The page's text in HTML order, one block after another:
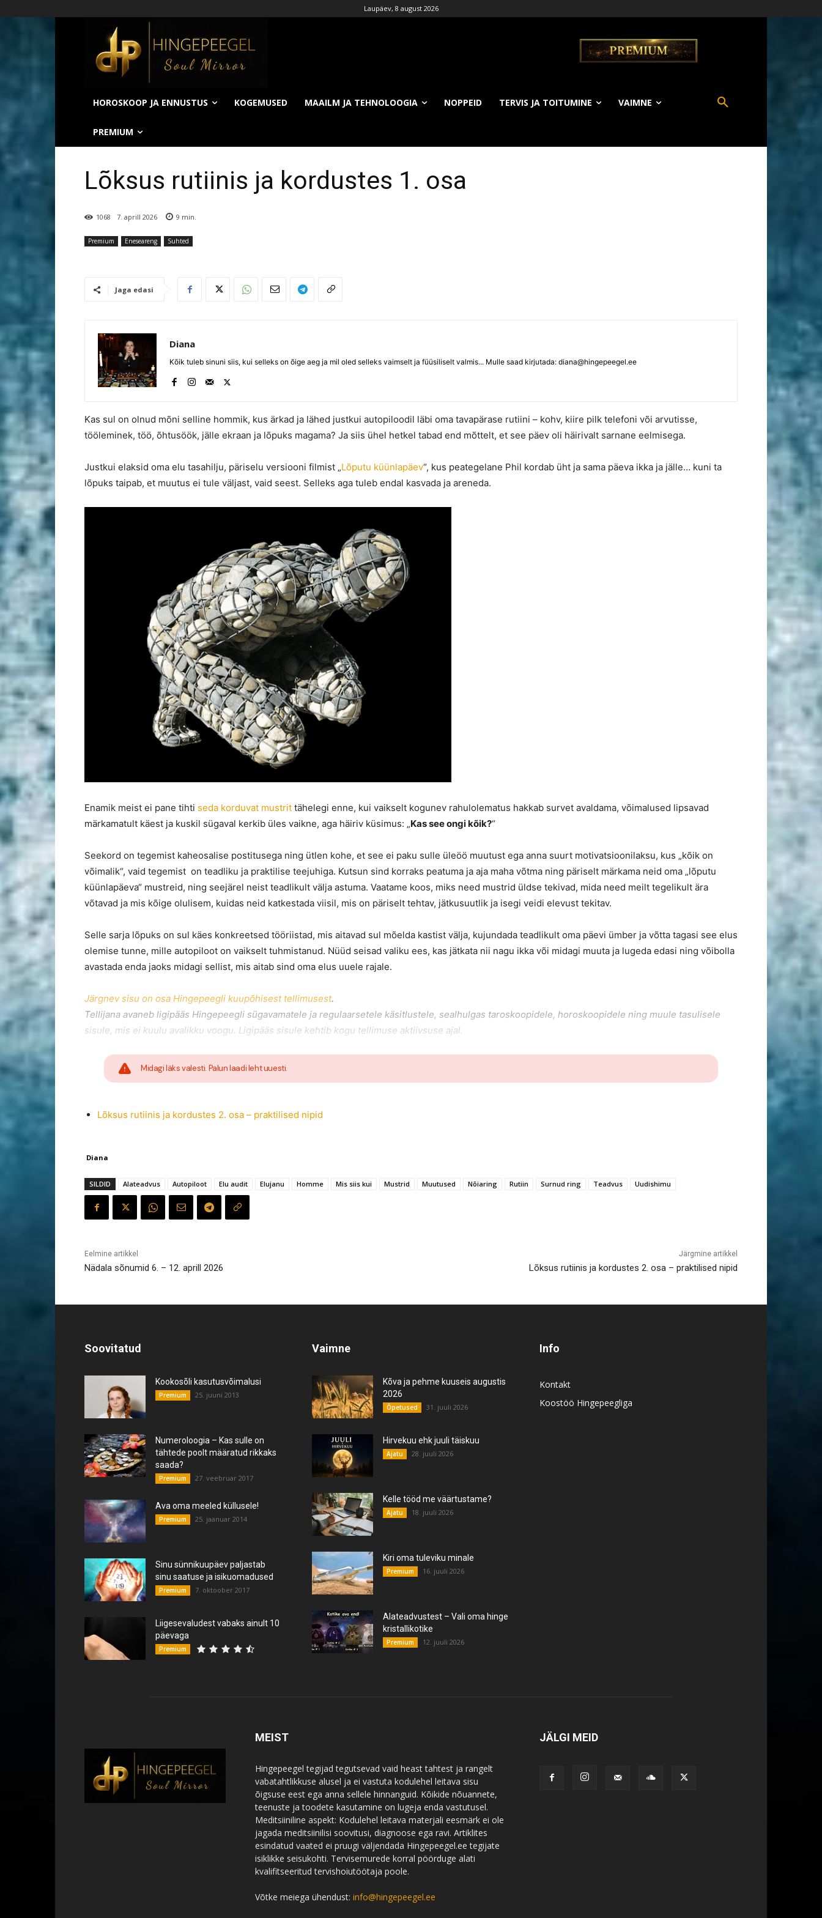
Laupäev, 8 august 2026
HOROSKOOP JA ENNUSTUS KOGEMUSED MAAILM JA TEHNOLOOGIA NOPPEID TERVIS JA TOITUMINE VAIMNE
PREMIUM
Lõksus rutiinis ja kordustes 1. osa
1068 7. aprill 2026 9 min.
Premium Eneseareng Suhted
Jaga edasi
Diana
Kõik tuleb sinuni siis, kui selleks on õige aeg ja mil oled selleks vaimselt ja füüsiliselt valmis... Mulle saad kirjutada: diana@hingepeegel.ee
Kas sul on olnud mõni selline hommik, kus ärkad ja lähed justkui autopiloodil läbi oma tavapärase rutiini – kohv, kiire pilk telefoni või arvutisse,
tööleminek, töö, õhtusöök, jälle ekraan ja lõpuks magama? Ja siis ühel hetkel tabad end mõttelt, et see päev oli häirivalt sarnane eelmisega.
Justkui elaksid oma elu tasahilju, päriselu versiooni filmist „Lõputu küünlapäev“, kus peategelane Phil kordab üht ja sama päeva ikka ja jälle… kuni ta
lõpuks taipab, et muutus ei tule väljast, vaid seest. Selleks aga tuleb endal kasvada ja areneda.
Enamik meist ei pane tihti seda korduvat mustrit tähelegi enne, kui vaikselt kogunev rahulolematus hakkab survet avaldama, võimalused lipsavad
märkamatult käest ja kuskil sügaval kerkib üles vaikne, aga häiriv küsimus: „Kas see ongi kõik?“
Seekord on tegemist kaheosalise postitusega ning ütlen kohe, et see ei paku sulle üleöö muutust ega anna suurt motivatsioonilaksu, kus „kõik on
võimalik“, vaid tegemist on teadliku ja praktilise teejuhiga. Kutsun sind korraks peatuma ja aja maha võtma ning päriselt märkama neid oma „lõputu
küünlapäeva“ mustreid, ning seejärel neist teadlikult välja astuma. Vaatame koos, miks need mustrid üldse tekivad, mida need meilt tegelikult ära
võtavad ja mis kõige olulisem, kuidas neid katkestada viisil, mis on päriselt tehtav, jätkusuutlik ja isegi veidi elevust tekitav.
Selle sarja lõpuks on sul käes konkreetsed tööriistad, mis aitavad sul mõelda kastist välja, kujundada teadlikult oma päevi ümber ja võtta tagasi see elus
olemise tunne, mille autopiloot on vaikselt tuhmistanud. Nüüd seisad valiku ees, kas jätkata nii nagu ikka või midagi muuta ja lugeda edasi ning võibolla
avastada enda jaoks midagi sellist, mis aitab sind oma elus uuele rajale.
Järgnev sisu on osa Hingepeegli kuupõhisest tellimusest.
Tellijana avaneb ligipääs Hingepeegli sügavamatele ja regulaarsetele käsitlustele, sealhulgas taroskoopidele, horoskoopidele ning muule tasulisele
sisule, mis ei kuulu avalikku voogu. Ligipääs sisule kehtib kogu tellimuse aktiivsuse ajal.
Midagi läks valesti. Palun laadi leht uuesti.
Lõksus rutiinis ja kordustes 2. osa – praktilised nipid
Diana
SILDID Alateadvus Autopiloot Elu audit Elujanu Homme Mis siis kui Mustrid Muutused Nõiaring Rutiin Surnud ring Teadvus Uudishimu
Eelmine artikkel
Nädala sõnumid 6. – 12. aprill 2026
Järgmine artikkel
Lõksus rutiinis ja kordustes 2. osa – praktilised nipid
Soovitatud
Kookosõli kasutusvõimalusi
Premium 25. juuni 2013
Numeroloogia – Kas sulle on
tähtede poolt määratud rikkaks
saada?
Premium 27. veebruar 2017
Ava oma meeled küllusele!
Premium 25. jaanuar 2014
Sinu sünnikuupäev paljastab
sinu saatuse ja isikuomadused
Premium 7. oktoober 2017
Liigesevaludest vabaks ainult 10
päevaga
Premium
Vaimne
Kõva ja pehme kuuseis augustis
2026
Õpetused 31. juuli 2026
Hirvekuu ehk juuli täiskuu
Ajatu 28. juuli 2026
Kelle tööd me väärtustame?
Ajatu 18. juuli 2026
Kiri oma tuleviku minale
Premium 16. juuli 2026
Alateadvustest – Vali oma hinge
kristallikotike
Premium 12. juuli 2026
Info
Kontakt
Koostöö Hingepeegliga
MEIST
Hingepeegel tegijad tegutsevad vaid heast tahtest ja rangelt
vabatahtlikkuse alusel ja ei vastuta kodulehel leitava sisu
õigsuse eest ega anna sellele hinnanguid. Kõikide nõuannete,
teenuste ja toodete kasutamine on lugeja enda vastutusel.
Meditsiiniline aspekt: Kodulehel leitava materjali eesmärk ei ole
jagada meditsiinilisi soovitusi, diagnoose ega ravi. Artiklites
esindatud vaated ei pruugi väljendada Hingepeegel.ee tegijate
isiklikke seisukohti. Tervisemurede korral pöörduge alati
kvalifitseeritud tervishoiutöötaja poole.
Võtke meiega ühendust: info@hingepeegel.ee
JÄLGI MEID